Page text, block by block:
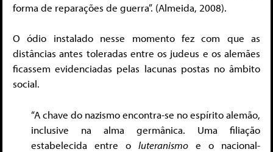
forma de reparações de guerra”. (Almeida, 2008).
O ódio instalado nesse momento fez com que as
distâncias antes toleradas entre os judeus e os alemães
ficassem evidenciadas pelas lacunas postas no âmbito
social.
“A chave do nazismo encontra-se no espírito alemão,
inclusive na alma germânica. Uma filiação
estabelecida entre o luteranismo e o nacional-